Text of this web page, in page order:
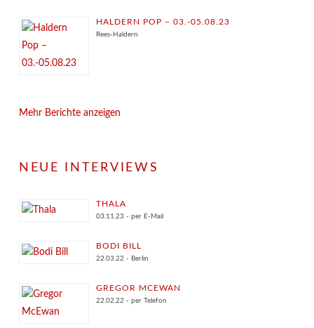
HALDERN POP – 03.-05.08.23
Rees-Haldern
Mehr Berichte anzeigen
NEUE INTERVIEWS
THALA
03.11.23 - per E-Mail
BODI BILL
22.03.22 - Berlin
GREGOR MCEWAN
22.02.22 - per Telefon